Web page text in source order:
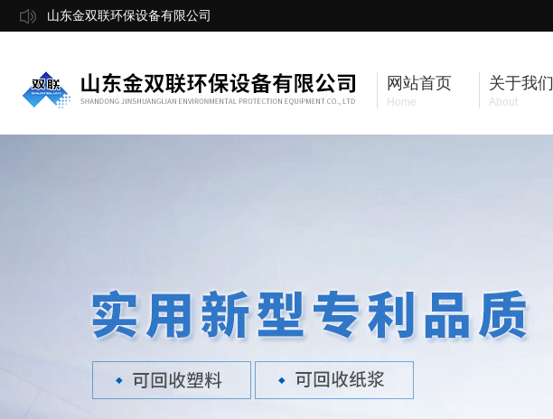
山东金双联环保设备有限公司
网站首页
Home
关于我们
About